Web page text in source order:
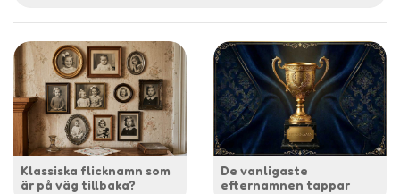
Klassiska flicknamn som
är på väg tillbaka?
De vanligaste
efternamnen tappar